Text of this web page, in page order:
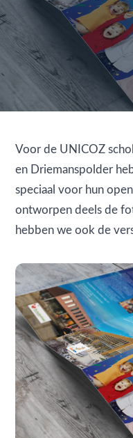
Voor de UNICOZ
en Driemanspolder
speciaal voor hun
ontworpen deels de
hebben we ook de